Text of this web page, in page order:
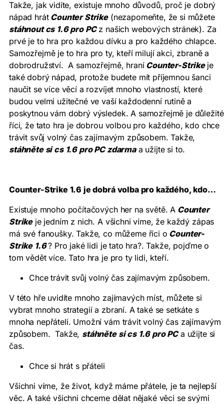
Takže, jak vidíte, existuje mnoho důvodů, proč je dobrý
nápad hrátCounter Strike(nezapomeňte, že si můžete
stáhnout cs 1.6 pro PCz našich webových stránek). Za
prvé je to hra pro každou dívku a pro každého chlapce.
Samozřejmě je to hra pro ty, kteří milují akci, zbraně a
dobrodružství. A samozřejmě, hraníCounter-Strike je
také dobrý nápad, protože budete mít příjemnou šanci
naučit se více věcí a rozvíjet mnoho vlastností, které
budou velmi užitečné ve vaší každodenní rutině a
poskytnou vám dobrý výsledek. A samozřejmě je důležité
říci, že tato hra je dobrou volbou pro každého, kdo chce
trávit svůj volný čas zajímavým způsobem. Takže,
stáhněte si cs 1.6 pro PC zdarmaa užijte si to.
Counter-Strike 1.6 je dobrá volba pro každého, kdo…
Existuje mnoho počítačových her na světě. A Counter
Strikeje jedním z nich. A všichni víme, že každý zápas
má své fanoušky. Takže, co můžeme říci o Counter-
Strike 1.6? Pro jaké lidi je tato hra?. Takže, pojďme o
tom vědět více. Tato hra je pro ty lidi, kteří.
Chce trávit svůj volný čas zajímavým způsobem.
V této hře uvidíte mnoho zajímavých míst, můžete si
vybrat mnoho strategií a zbraní. A také se setkáte s
mnoha nepřáteli. Umožní vám trávit volný čas zajímavým
způsobem. Takže, stáhněte si cs 1.6 pro PCa užijte si
čas.
Chce si hrát s přáteli
Všichni víme, že život, když máme přátele, je ta nejlepší
věc. A také všichni chceme dělat nějaké věci se svými